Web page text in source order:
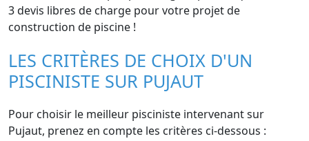
3 devis libres de charge pour votre projet de
construction de piscine !
LES CRITÈRES DE CHOIX D'UN
PISCINISTE SUR PUJAUT
Pour choisir le meilleur pisciniste intervenant sur
Pujaut, prenez en compte les critères ci-dessous :